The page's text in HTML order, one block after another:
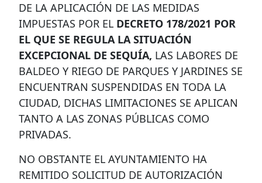
DE LA APLICACIÓN DE LAS MEDIDAS
IMPUESTAS POR EL DECRETO 178/2021 POR
EL QUE SE REGULA LA SITUACIÓN
EXCEPCIONAL DE SEQUÍA, LAS LABORES DE
BALDEO Y RIEGO DE PARQUES Y JARDINES SE
ENCUENTRAN SUSPENDIDAS EN TODA LA
CIUDAD, DICHAS LIMITACIONES SE APLICAN
TANTO A LAS ZONAS PÚBLICAS COMO
PRIVADAS.
NO OBSTANTE EL AYUNTAMIENTO HA
REMITIDO SOLICITUD DE AUTORIZACIÓN